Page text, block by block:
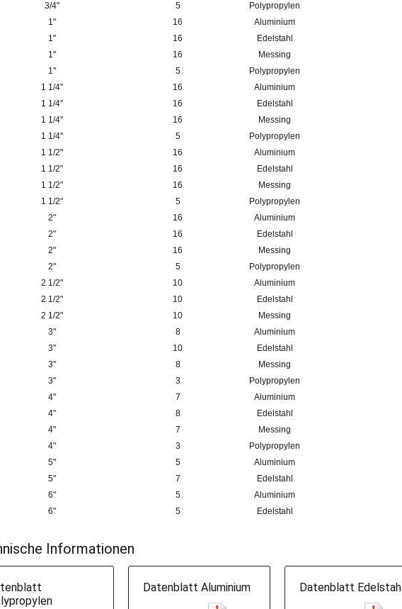
3/4"
5
Polypropylen
1"
16
Aluminium
1"
16
Edelstahl
1"
16
Messing
1"
5
Polypropylen
1 1/4"
16
Aluminium
1 1/4"
16
Edelstahl
1 1/4"
16
Messing
1 1/4"
5
Polypropylen
1 1/2"
16
Aluminium
1 1/2"
16
Edelstahl
1 1/2"
16
Messing
1 1/2"
5
Polypropylen
2"
16
Aluminium
2"
16
Edelstahl
2"
16
Messing
2"
5
Polypropylen
2 1/2"
10
Aluminium
2 1/2"
10
Edelstahl
2 1/2"
10
Messing
3"
8
Aluminium
3"
10
Edelstahl
3"
8
Messing
3"
3
Polypropylen
4"
7
Aluminium
4"
8
Edelstahl
4"
7
Messing
4"
3
Polypropylen
5"
5
Aluminium
5"
7
Edelstahl
6"
5
Aluminium
6"
5 Edelstahl
Informationen
Datenblatt Aluminium Datenblatt Edelstahl